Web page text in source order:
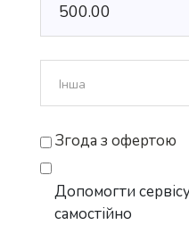
500.00
Згода з офертою
Допомогти
самостійно